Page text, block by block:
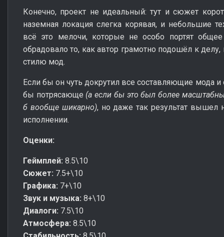
Конечно, проект не идеальный: тут и сюжет
наземная локация слегка корявая, и небольшие
всё это мелочи, которые не особо портят
обрадовало то, как автор грамотно подошёл к
стилю мод.
Если бы он чуть докрутил все составляющие мода
бы потрясающе (а если бы это был более
б вообще шикарно), но даже так результат вышел
исполнении.
Оценки:
Геймплей: 8.5\10
Сюжет: 7.5+\10
Графика: 7+\10
Звук и музыка: 8+\10
Диалоги: 7.5\10
Атмосфера: 8.5\10